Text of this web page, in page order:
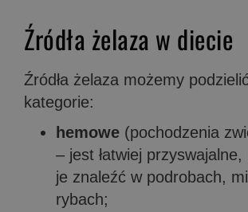
Źródła żelaza w diecie
Źródła żelaza możemy
kategorie:
hemowe (pochodzenia
– jest łatwiej
je znaleźć w podrobach,
rybach;